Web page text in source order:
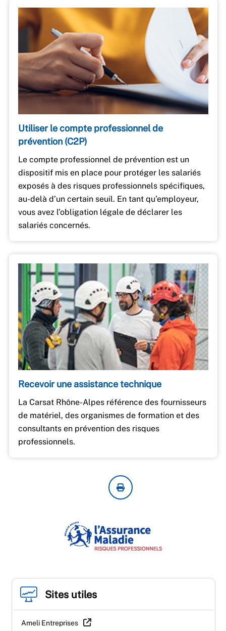
Utiliser le compte professionnel de
prévention (C2P)
Le compte professionnel de prévention est un
dispositif mis en place pour protéger les salariés
exposés à des risques professionnels spécifiques,
au-delà d’un certain seuil. En tant qu’employeur,
vous avez l’obligation légale de déclarer les
salariés concernés.
Recevoir une assistance technique
La Carsat Rhône-Alpes référence des fournisseurs
de matériel, des organismes de formation et des
consultants en prévention des risques
professionnels.
Sites utiles
Ameli Entreprises